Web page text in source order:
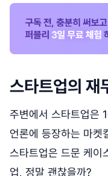
스타트업의 재
주변에서 스타트업은
언론에 등장하는 마켓
스타트업은 드문 케이
업, 정말 괜찮을까?